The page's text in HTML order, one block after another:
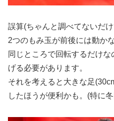
誤算(ちゃんと調べてないだ
2つのもみ玉が前後には動かな
同じところで回転するだけ
げる必要があります。
それを考えると大きな足
したほうが便利かも。(特に